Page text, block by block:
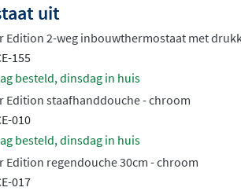
uit
Edition 2-weg inbouwthermostaat met
155
besteld, dinsdag in huis
Edition staafhanddouche - chroom
010
besteld, dinsdag in huis
Edition regendouche 30cm - chroom
017